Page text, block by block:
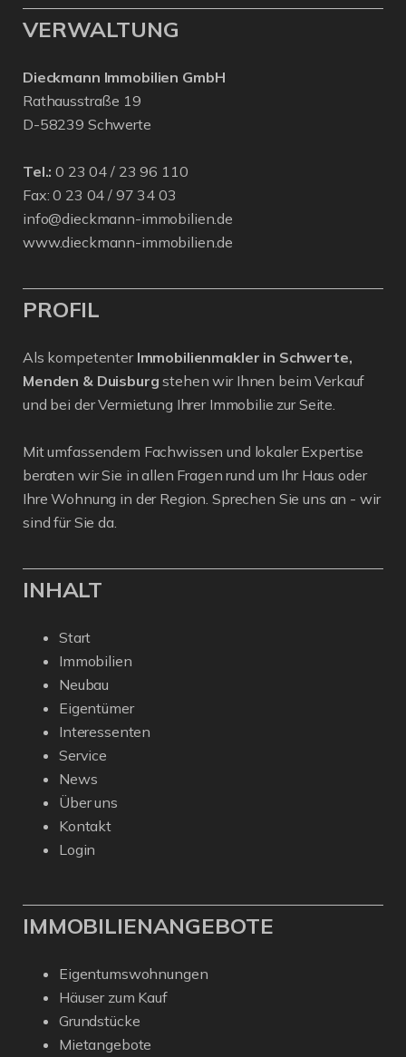
VERWALTUNG
Dieckmann Immobilien GmbH
Rathausstraße 19
D-58239 Schwerte
Tel.: 0 23 04 / 23 96 110
Fax: 0 23 04 / 97 34 03
info@dieckmann-immobilien.de
www.dieckmann-immobilien.de
PROFIL
Als kompetenter Immobilienmakler in Schwerte,
Menden & Duisburg stehen wir Ihnen beim Verkauf
und bei der Vermietung Ihrer Immobilie zur Seite.
Mit umfassendem Fachwissen und lokaler Expertise
beraten wir Sie in allen Fragen rund um Ihr Haus oder
Ihre Wohnung in der Region. Sprechen Sie uns an - wir
sind für Sie da.
INHALT
Start
Immobilien
Neubau
Eigentümer
Interessenten
Service
News
Über uns
Kontakt
Login
IMMOBILIENANGEBOTE
Eigentumswohnungen
Häuser zum Kauf
Grundstücke
Mietangebote